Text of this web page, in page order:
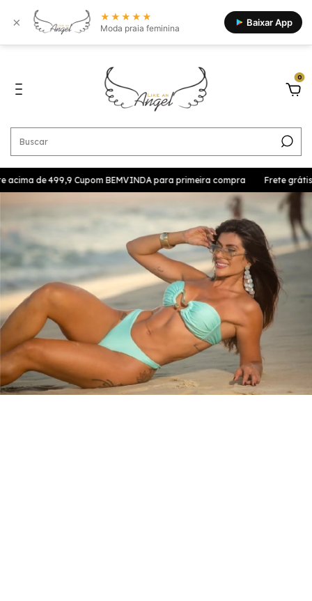
× ★★★★★
Moda praia feminina Baixar App
0
de 499,9 Cupom BEMVINDA para primeira compra Frete grátis